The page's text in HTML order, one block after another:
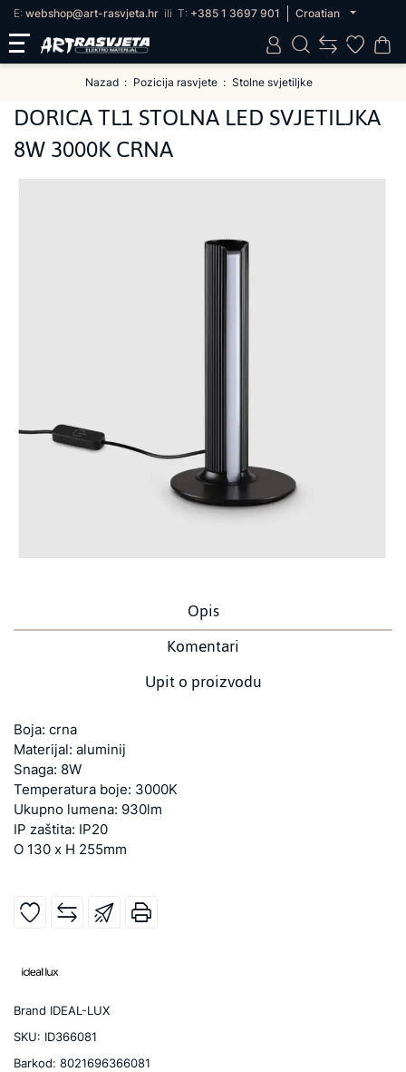
E: webshop@art-rasvjeta.hr ili T: +385 1 3697 901 Croatian
Nazad Pozicija rasvjete Stolne svjetiljke
DORICA TL1 STOLNA LED SVJETILJKA
8W 3000K CRNA
Opis
Komentari
Upit o proizvodu
Boja: crna
Materijal: aluminij
Snaga: 8W
Temperatura boje: 3000K
Ukupno lumena: 930lm
IP zaštita: IP20
O 130 x H 255mm
Brand IDEAL-LUX
SKU: ID366081
Barkod: 8021696366081